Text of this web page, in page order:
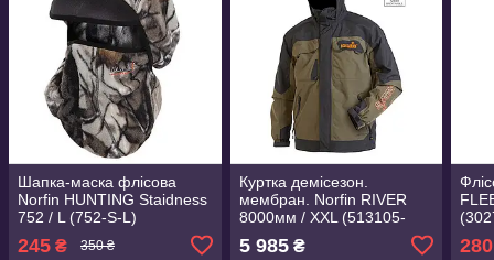
Шапка-маска флісова
Norfin HUNTING Staidness
752 / L (752-S-L)
245 ₴ 350 ₴
Куртка демісезон.
мембран. Norfin RIVER
8000мм / XXL (513105-
5 985₴